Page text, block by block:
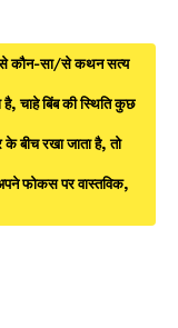
में से कौन-सा/से कथन सत्य
है, चाहे बिंब की स्थिति कुछ
बीच रखा जाता है, तो
फोकस पर वास्तविक,